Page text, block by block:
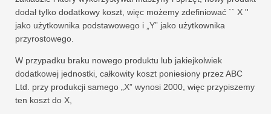
dodał tylko dodatkowy koszt, więc możemy zdefiniować `` X ''
jako użytkownika podstawowego i „Y” jako użytkownika
przyrostowego.
W przypadku braku nowego produktu lub jakiejkolwiek
dodatkowej jednostki, całkowity koszt poniesiony przez ABC
Ltd. przy produkcji samego „X” wynosi 2000, więc przypiszemy
ten koszt do X,